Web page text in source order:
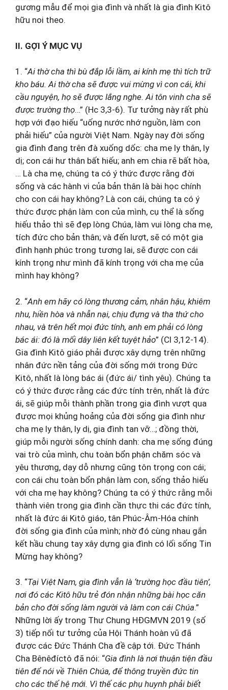
gương mẫu để mọi gia đình và nhất là gia đình Kitô
hữu noi theo.
II. GỢI Ý MỤC VỤ
1. “Ai thờ cha thì bù đắp lỗi lầm, ai kính mẹ thì tích trữ
kho báu. Ai thờ cha sẽ được vui mừng vì con cái, khi
cầu nguyện, họ sẽ được lắng nghe. Ai tôn vinh cha sẽ
được trường thọ…” (Hc 3,3-6). Tư tưởng này rất phù
hợp với đạo hiếu “uống nước nhớ nguồn, làm con
phải hiếu” của người Việt Nam. Ngày nay đời sống
gia đình đang trên đà xuống dốc: cha mẹ ly thân, ly
dị; con cái hư thân bất hiếu; anh em chia rẽ bất hòa,
… Là cha mẹ, chúng ta có ý thức được rằng đời
sống và các hành vi của bản thân là bài học chính
cho con cái hay không? Là con cái, chúng ta có ý
thức được phận làm con của mình, cụ thể là sống
hiếu thảo thì sẽ đẹp lòng Chúa, làm vui lòng cha mẹ,
tích đức cho bản thân; và đến lượt, sẽ có một gia
đình hạnh phúc trong tương lai, sẽ được con cái
kính trọng như mình đã kính trọng với cha mẹ của
mình hay không?
2. “Anh em hãy có lòng thương cảm, nhân hậu, khiêm
nhu, hiền hòa và nhẫn nại, chịu đựng và tha thứ cho
nhau, và trên hết mọi đức tính, anh em phải có lòng
bác ái: đó là mối dây liên kết tuyệt hảo” (Cl 3,12-14).
Gia đình Kitô giáo phải được xây dựng trên những
nhân đức nền tảng của đời sống mới trong Đức
Kitô, nhất là lòng bác ái (đức ái/ tình yêu). Chúng ta
có ý thức được rằng các đức tính trên, nhất là đức
ái, sẽ giúp mỗi thành phần trong gia đình vượt qua
được mọi khủng hoảng của đời sống gia đình như
cha mẹ ly thân, ly dị, gia đình tan vỡ…; đồng thời,
giúp mỗi người sống chính danh: cha mẹ sống đúng
vai trò của mình, chu toàn bổn phận chăm sóc và
yêu thương, dạy dỗ nhưng cũng tôn trọng con cái;
con cái chu toàn bổn phận làm con, sống thảo hiếu
với cha mẹ hay không? Chúng ta có ý thức rằng mỗi
thành viên trong gia đình cần thực thi các đức tính,
nhất là đức ái Kitô giáo, tân Phúc-Âm-Hóa chính
đời sống gia đình của mình; nhờ đó cùng nhau gắn
kết hầu chung tay xây dựng gia đình có lối sống Tin
Mừng hay không?
3. “Tại Việt Nam, gia đình vẫn là ‘trường học đầu tiên’,
nơi đó các Kitô hữu trẻ đón nhận những bài học căn
bản cho đời sống làm người và làm con cái Chúa.”
Những lời ấy trong Thư Chung HĐGMVN 2019 (số
3) tiếp nối tư tưởng của Hội Thánh hoàn vũ đã
được các Đức Thánh Cha đề cập tới. Đức Thánh
Cha Bênêđíctô đã nói: “Gia đình là nơi thuận tiện đầu
tiên để nói về Thiên Chúa, để thông truyền đức tin
cho các thế hệ mới. Vì thế các phụ huynh phải biết